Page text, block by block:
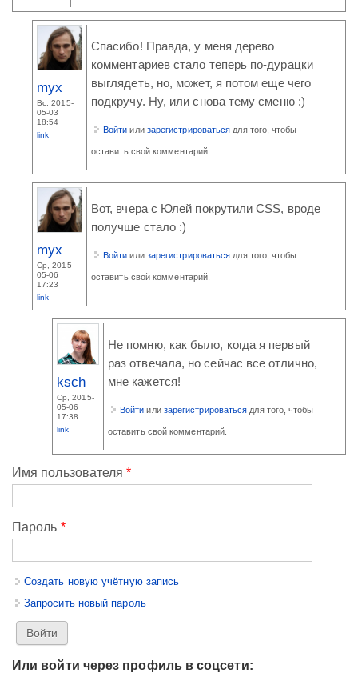
myx
Вс, 2015-
05-03
18:54
link
Спасибо! Правда, у меня дерево
комментариев стало теперь по-дурацки
выглядеть, но, может, я потом еще чего
подкручу. Ну, или снова тему сменю :)
Войти или зарегистрироваться для того, чтобы
оставить свой комментарий.
myx
Ср, 2015-
05-06
17:23
link
Вот, вчера с Юлей покрутили CSS, вроде
получше стало :)
Войти или зарегистрироваться для того, чтобы
оставить свой комментарий.
ksch
Ср, 2015-
05-06
17:38
link
Не помню, как было, когда я первый
раз отвечала, но сейчас все отлично,
мне кажется!
Войти или зарегистрироваться для того, чтобы
оставить свой комментарий.
Имя пользователя*
Пароль *
Создать новую учётную запись
Запросить новый пароль
Или войти через профиль в соцсети: